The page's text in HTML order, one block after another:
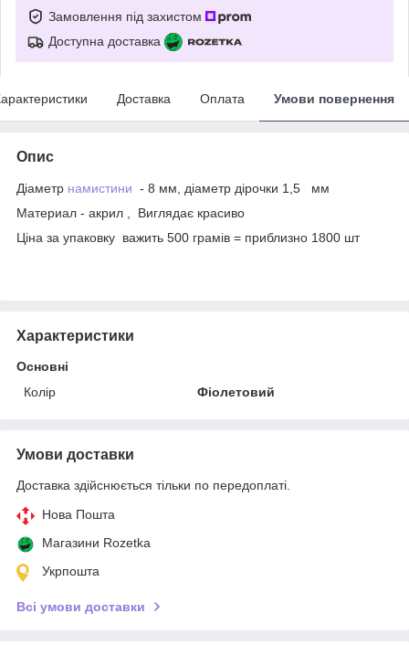
Замовлення під захистом
Доступна доставка
Доставка Оплата Умови повернення
Опис
Діаметр намистини - 8 мм, діаметр дірочки 1,5 мм
Материал - акрил , Виглядає красиво
Ціна за упаковку важить 500 грамів = приблизно 1800 шт
Характеристики
Основні
Колір
Фіолетовий
Умови доставки
Доставка здійснюється тільки по передоплаті.
Нова Пошта
Магазини Rozetka
Укрпошта
Всі умови доставки